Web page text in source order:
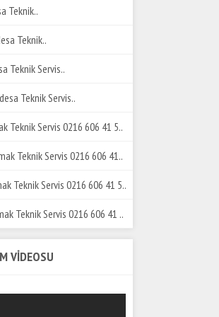
Teknik..
Teknik..
Teknik Servis..
Teknik Servis..
Teknik Servis 0216 606 41 5..
Teknik Servis 0216 606 41..
Teknik Servis 0216 606 41 5..
Teknik Servis 0216 606 41 ..
VİDEOSU